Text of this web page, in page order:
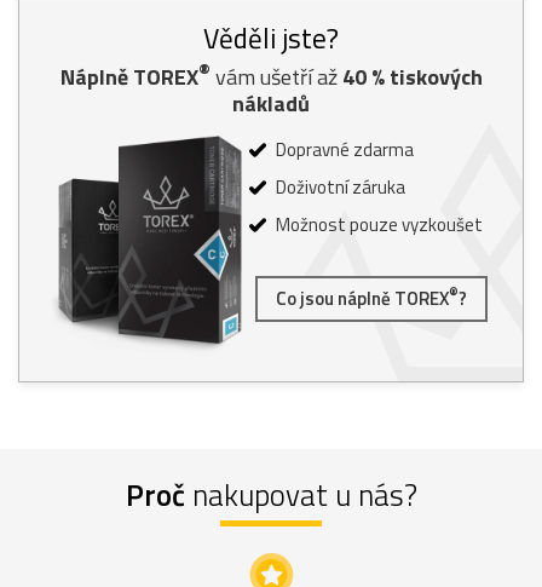
Věděli jste?
Náplně TOREX® vám ušetří až40% tiskových
nákladů
Dopravné zdarma
Doživotní záruka
Možnost pouze vyzkoušet
Co jsou náplně TOREX®?
Proč nakupovat u nás?